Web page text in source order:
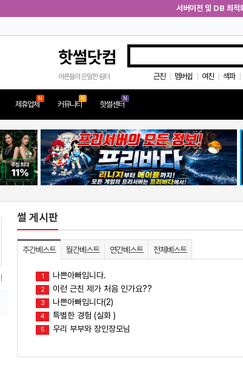
서버이전 및 DB 최적
핫썰닷컴
어른들의 은밀한 쉼터 근친 멤버쉽 여친 섹파
제휴업체
N
커뮤니티
N
핫썰센터
N
썰 게시판
주간베스트 월간베스트 연간베스트 전체베스트
1 나쁜아빠입니다.
2 이런 근친 제가 처음 인가요??
3 나쁜아빠입니다(2)
4 특별한 경험 (실화 )
5 우리 부부와 장인장모님